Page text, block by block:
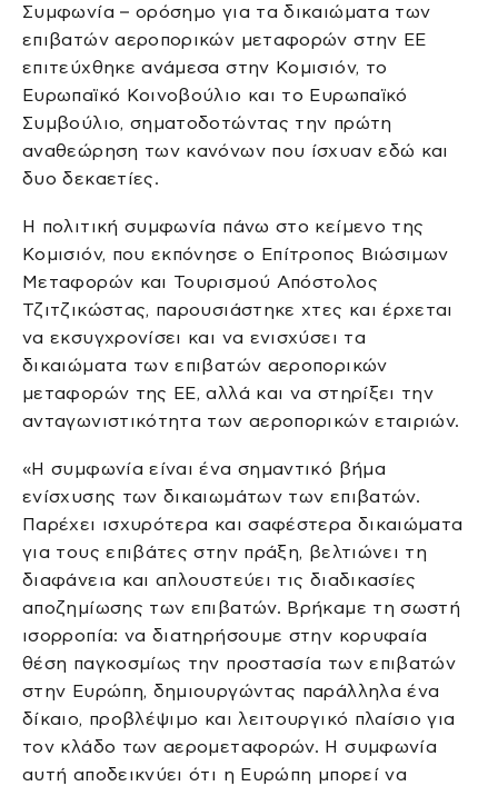
Συμφωνία – ορόσημο για τα δικαιώματα των
επιβατών αεροπορικών μεταφορών στην ΕΕ
επιτεύχθηκε ανάμεσα στην Κομισιόν, το
Ευρωπαϊκό Κοινοβούλιο και το Ευρωπαϊκό
Συμβούλιο, σηματοδοτώντας την πρώτη
αναθεώρηση των κανόνων που ίσχυαν εδώ και
δυο δεκαετίες.
Η πολιτική συμφωνία πάνω στο κείμενο της
Κομισιόν, που εκπόνησε ο Επίτροπος Βιώσιμων
Μεταφορών και Τουρισμού Απόστολος
Τζιτζικώστας, παρουσιάστηκε χτες και έρχεται
να εκσυγχρονίσει και να ενισχύσει τα
δικαιώματα των επιβατών αεροπορικών
μεταφορών της ΕΕ, αλλά και να στηρίξει την
ανταγωνιστικότητα των αεροπορικών εταιριών.
«Η συμφωνία είναι ένα σημαντικό βήμα
ενίσχυσης των δικαιωμάτων των επιβατών.
Παρέχει ισχυρότερα και σαφέστερα δικαιώματα
για τους επιβάτες στην πράξη, βελτιώνει τη
διαφάνεια και απλουστεύει τις διαδικασίες
αποζημίωσης των επιβατών. Βρήκαμε τη σωστή
ισορροπία: να διατηρήσουμε στην κορυφαία
θέση παγκοσμίως την προστασία των επιβατών
στην Ευρώπη, δημιουργώντας παράλληλα ένα
δίκαιο, προβλέψιμο και λειτουργικό πλαίσιο για
τον κλάδο των αερομεταφορών. Η συμφωνία
αυτή αποδεικνύει ότι η Ευρώπη μπορεί να